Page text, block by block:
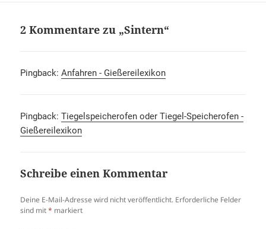
2 Kommentare zu „Sintern“
Pingback:Anfahren - Gießereilexikon
Pingback:Tiegelspeicherofen oder Tiegel-Speicherofen -
Gießereilexikon
Schreibe einen Kommentar
Deine E-Mail-Adresse wird nicht veröffentlicht. Erforderliche Felder
sind mit* markiert